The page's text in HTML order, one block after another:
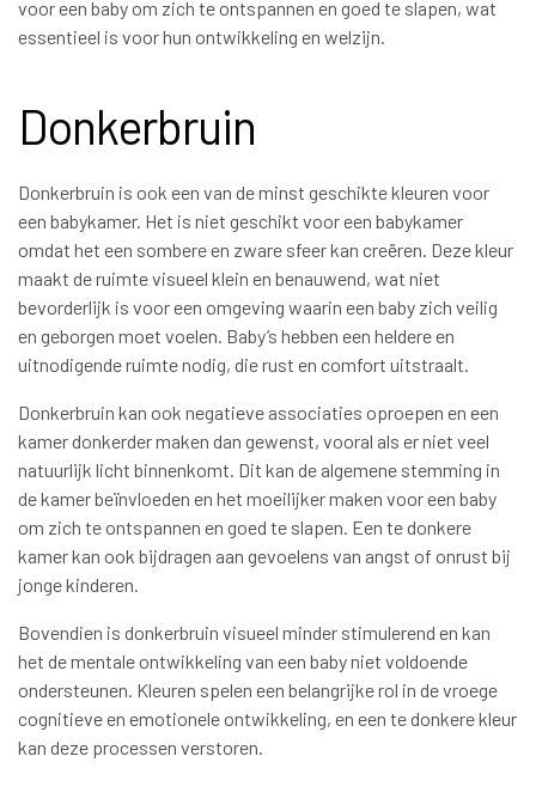
voor een baby om zich te ontspannen en goed te slapen, wat
essentieel is voor hun ontwikkeling en welzijn.
Donkerbruin
Donkerbruin is ook een van de minst geschikte kleuren voor
een babykamer. Het is niet geschikt voor een babykamer
omdat het een sombere en zware sfeer kan creëren. Deze kleur
maakt de ruimte visueel klein en benauwend, wat niet
bevorderlijk is voor een omgeving waarin een baby zich veilig
en geborgen moet voelen. Baby’s hebben een heldere en
uitnodigende ruimte nodig, die rust en comfort uitstraalt.
Donkerbruin kan ook negatieve associaties oproepen en een
kamer donkerder maken dan gewenst, vooral als er niet veel
natuurlijk licht binnenkomt. Dit kan de algemene stemming in
de kamer beïnvloeden en het moeilijker maken voor een baby
om zich te ontspannen en goed te slapen. Een te donkere
kamer kan ook bijdragen aan gevoelens van angst of onrust bij
jonge kinderen.
Bovendien is donkerbruin visueel minder stimulerend en kan
het de mentale ontwikkeling van een baby niet voldoende
ondersteunen. Kleuren spelen een belangrijke rol in de vroege
cognitieve en emotionele ontwikkeling, en een te donkere kleur
kan deze processen verstoren.